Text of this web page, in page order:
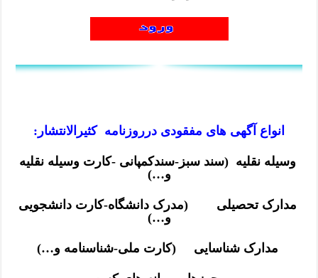
انواع آگهی های مفقودی درروزنامه کثیرالانتشار:
وسیله نقلیه (سند سبز-سندکمپانی -کارت وسیله نقلیه
و…)
مدارک تحصیلی (مدرک دانشگاه-کارت دانشجویی
و…)
مدارک شناسایی (کارت ملی-شناسنامه و…)